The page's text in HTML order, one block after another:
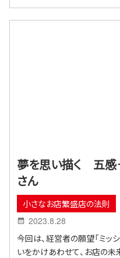
夢を思い描く 五感
さん
小さなお店繁盛店の法則
2023.8.28
今回は、経営者の願望「ミッシ
いをかけあわせて、お店の